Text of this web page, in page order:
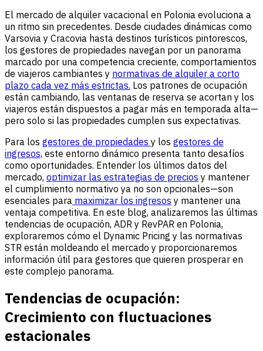
El mercado de alquiler vacacional en Polonia evoluciona a
un ritmo sin precedentes. Desde ciudades dinámicas como
Varsovia y Cracovia hasta destinos turísticos pintorescos,
los gestores de propiedades navegan por un panorama
marcado por una competencia creciente, comportamientos
de viajeros cambiantes y normativas de alquiler a corto
plazo cada vez más estrictas. Los patrones de ocupación
están cambiando, las ventanas de reserva se acortan y los
viajeros están dispuestos a pagar más en temporada alta—
pero solo si las propiedades cumplen sus expectativas.
Para los gestores de propiedades y los gestores de
ingresos, este entorno dinámico presenta tanto desafíos
como oportunidades. Entender los últimos datos del
mercado, optimizar las estrategias de precios y mantener
el cumplimiento normativo ya no son opcionales—son
esenciales para maximizar los ingresos y mantener una
ventaja competitiva. En este blog, analizaremos las últimas
tendencias de ocupación, ADR y RevPAR en Polonia,
exploraremos cómo el Dynamic Pricing y las normativas
STR están moldeando el mercado y proporcionaremos
información útil para gestores que quieren prosperar en
este complejo panorama.
Tendencias de ocupación:
Crecimiento con fluctuaciones
estacionales